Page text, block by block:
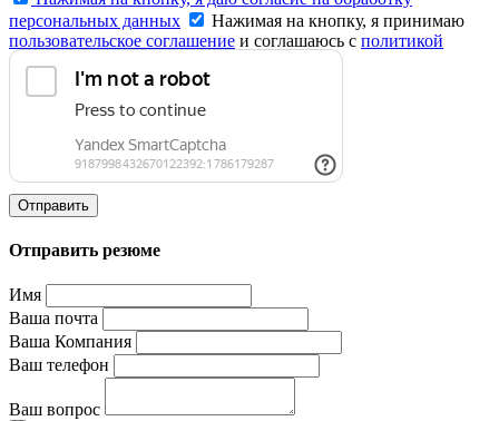
персональных данных
Нажимая на кнопку, я принимаю
пользовательское соглашение и соглашаюсь с политикой
конфиденциальности
Отправить
Отправить резюме
Имя
Ваша почта
Ваша Компания
Ваш телефон
Ваш вопрос